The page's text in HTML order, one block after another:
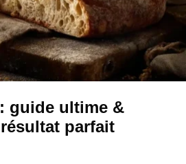
guide ultime &
parfait